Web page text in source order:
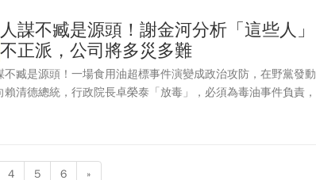
謀不臧是源頭！謝金河分析「這些人」
不正派，公司將多災多難
臧是源頭！一場食用油超標事件演變成政治攻防，在野黨發動
清德總統，行政院長卓榮泰「放毒」，必須為毒油事件負責，
4 5 6 »